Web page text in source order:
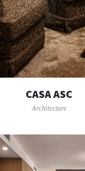
CASA ASC
Architecture